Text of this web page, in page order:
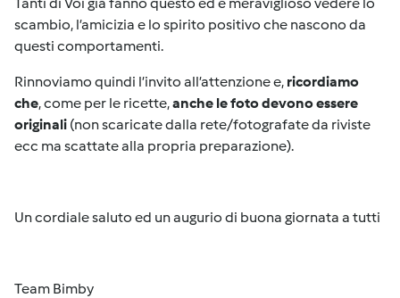
scambio, l’amicizia e lo spirito positivo che nascono da
questi comportamenti.
Rinnoviamo quindi l’invito all’attenzione e, ricordiamo
che, come per le ricette,anche le foto devono essere
originali (non scaricate dalla rete/fotografate da riviste
ecc ma scattate alla propria preparazione).
Un cordiale saluto ed un augurio di buona giornata a tutti
Team Bimby